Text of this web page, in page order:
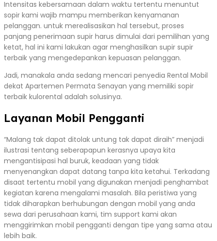
Intensitas kebersamaan dalam waktu tertentu menuntut
sopir kami wajib mampu memberikan kenyamanan
pelanggan. untuk merealisasikan hal tersebut, proses
panjang penerimaan supir harus dimulai dari pemilihan yang
ketat, hal ini kami lakukan agar menghasilkan supir supir
terbaik yang mengedepankan kepuasan pelanggan.
Jadi, manakala anda sedang mencari penyedia Rental Mobil
dekat Apartemen Permata Senayan yang memiliki sopir
terbaik kulorental adalah solusinya.
Layanan Mobil Pengganti
“Malang tak dapat ditolak untung tak dapat diraih” menjadi
ilustrasi tentang seberapapun kerasnya upaya kita
mengantisipasi hal buruk, keadaan yang tidak
menyenangkan dapat datang tanpa kita ketahui. Terkadang
disaat tertentu mobil yang digunakan menjadi penghambat
kegiatan karena mengalami masalah. Bila peristiwa yang
tidak diharapkan berhubungan dengan mobil yang anda
sewa dari perusahaan kami, tim support kami akan
menggirimkan mobil pengganti dengan tipe yang sama atau
lebih baik.